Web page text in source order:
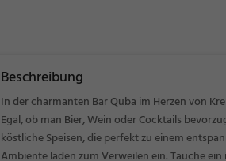
Beschreibung
In der charmanten Bar Quba im Herzen von
Egal, ob man Bier, Wein oder Cocktails
köstliche Speisen, die perfekt zu einem
Ambiente laden zum Verweilen ein. Tauche